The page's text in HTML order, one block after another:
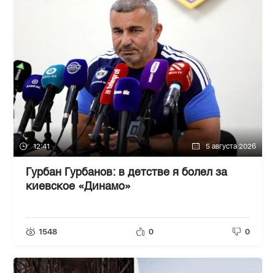
12:41 5 августа 2026
Гурбан Гурбанов: в детстве я болел за
киевское «Динамо»
1548 0 0